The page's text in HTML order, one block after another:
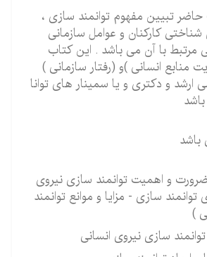
تبیین مفهوم توانمند سازی ،
شناختی کارکنان و عوامل سازمانی
با آن می باشد . این کتاب
منابع انسانی )و (رفتار سازمانی )
ارشد و دکتری و یا سمینار های توانا
( ضرورت و اهمیت توانمند سازی نیروی
سازی - مزایا و موانع توانمند
)